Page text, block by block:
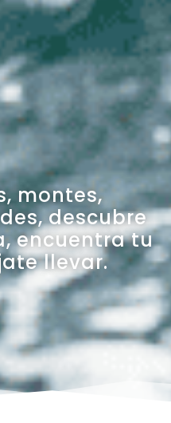
montes,
descubre
encuentra tu
llevar.